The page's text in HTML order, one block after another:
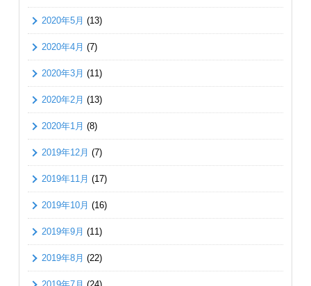
2020年5月 (13)
2020年4月 (7)
2020年3月 (11)
2020年2月 (13)
2020年1月 (8)
2019年12月 (7)
2019年11月 (17)
2019年10月 (16)
2019年9月 (11)
2019年8月 (22)